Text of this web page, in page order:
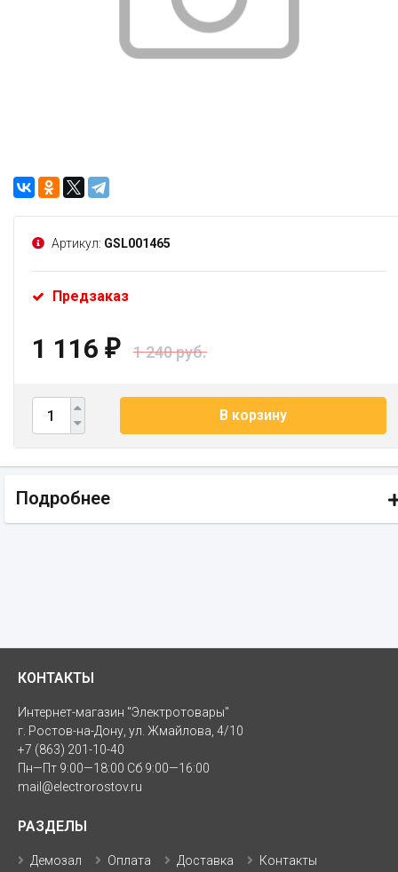
Артикул: GSL001465
Предзаказ
1 116 ₽ 1 240 руб.
В корзину
Подробнее
КОНТАКТЫ
Интернет-магазин "Электротовары"
г. Ростов-на-Дону, ул. Жмайлова, 4/10
+7 (863) 201-10-40
Пн—Пт 9:00—18:00 Сб 9:00—16:00
mail@electrorostov.ru
РАЗДЕЛЫ
Демозал Оплата Доставка Контакты